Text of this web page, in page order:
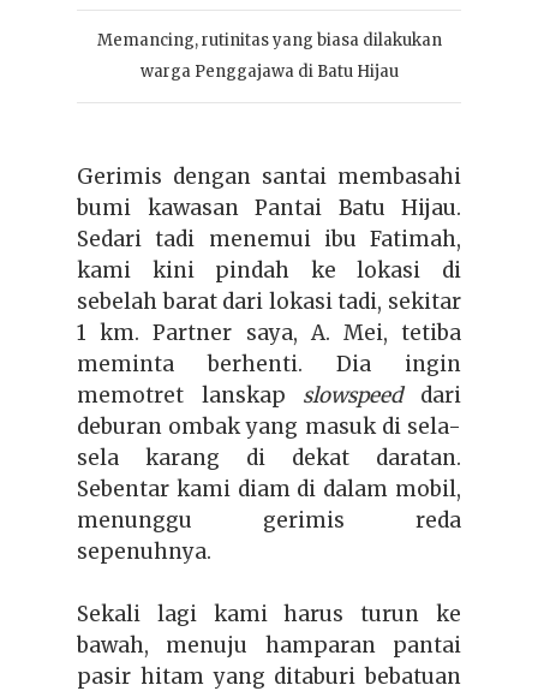
Memancing, rutinitas yang biasa dilakukan
warga Penggajawa di Batu Hijau
Gerimis dengan santai membasahi
bumi kawasan Pantai Batu Hijau.
Sedari tadi menemui ibu Fatimah,
kami kini pindah ke lokasi di
sebelah barat dari lokasi tadi, sekitar
1 km. Partner saya, A. Mei, tetiba
meminta berhenti. Dia ingin
memotret lanskap slowspeeddari
deburan ombak yang masuk di sela-
sela karang di dekat daratan.
Sebentar kami diam di dalam mobil,
menunggu gerimis reda
sepenuhnya.
Sekali lagi kami harus turun ke
bawah, menuju hamparan pantai
pasir hitam yang ditaburi bebatuan